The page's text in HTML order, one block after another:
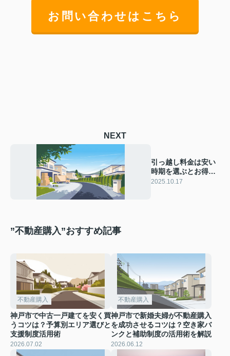
お問い合わせはこちら
NEXT
引っ越し料金は安い
時期を選ぶとお得！
時期ごとの費用差や
2025.10.17
”不動産購入”おすすめ記事
不動産購入
神戸市で中古一戸建てを安く買
うコツは？予算別エリア選びと
支援制度活用術
2026.07.02
不動産購入
神戸市で新婚夫婦が不動産購入
を成功させるコツは？空き家バ
ンクと補助制度の活用術を解説
2026.06.12